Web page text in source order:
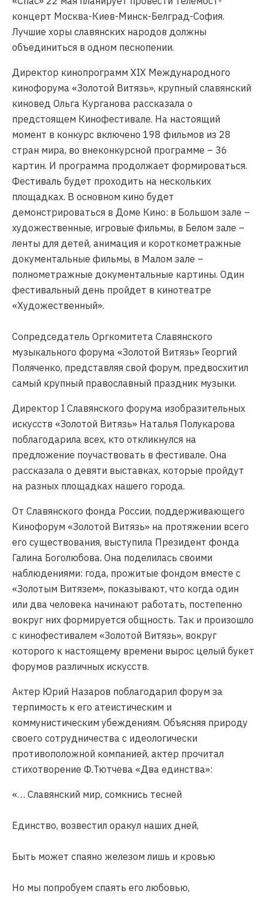
концерт Москва-Киев-Минск-Белград-София.
Лучшие хоры славянских народов должны
объединиться в одном песнопении.
Директор кинопрограмм XIX Международного
кинофорума «Золотой Витязь», крупный славянский
киновед Ольга Курганова рассказала о
предстоящем Кинофестивале. На настоящий
момент в конкурс включено 198 фильмов из 28
стран мира, во внеконкурсной программе – 36
картин. И программа продолжает формироваться.
Фестиваль будет проходить на нескольких
площадках. В основном кино будет
демонстрироваться в Доме Кино: в Большом зале –
художественные, игровые фильмы, в Белом зале –
ленты для детей, анимация и короткометражные
документальные фильмы, в Малом зале –
полнометражные документальные картины. Один
фестивальный день пройдет в кинотеатре
«Художественный».
Сопредседатель Оргкомитета Славянского
музыкального форума «Золотой Витязь» Георгий
Поляченко, представляя свой форум, предвосхитил
самый крупный православный праздник музыки.
Директор I Славянского форума изобразительных
искусств «Золотой Витязь» Наталья Полукарова
поблагодарила всех, кто откликнулся на
предложение поучаствовать в фестивале. Она
рассказала о девяти выставках, которые пройдут
на разных площадках нашего города.
От Славянского фонда России, поддерживающего
Кинофорум «Золотой Витязь» на протяжении всего
его существования, выступила Президент фонда
Галина Боголюбова. Она поделилась своими
наблюдениями: года, прожитые фондом вместе с
«Золотым Витязем», показывают, что когда один
или два человека начинают работать, постепенно
вокруг них формируется общность. Так и произошло
с кинофестивалем «Золотой Витязь», вокруг
которого к настоящему времени вырос целый букет
форумов различных искусств.
Актер Юрий Назаров поблагодарил форум за
терпимость к его атеистическим и
коммунистическим убеждениям. Объясняя природу
своего сотрудничества с идеологически
противоположной компанией, актер прочитал
стихотворение Ф.Тютчева «Два единства»:
«… Славянский мир, сомкнись тесней
Единство, возвестил оракул наших дней,
Быть может спаяно железом лишь и кровью
Но мы попробуем спаять его любовью,